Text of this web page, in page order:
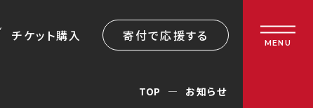
チケット購入 寄付で応援する MENU
TOP お知らせ